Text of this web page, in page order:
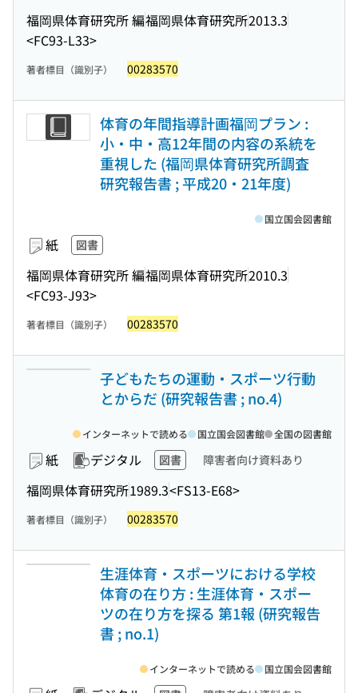
福岡県体育研究所 編福岡県体育研究所2013.3
<FC93-L33>
著者標目（識別子） 00283570
体育の年間指導計画福岡プラン :
小・中・高12年間の内容の系統を
重視した (福岡県体育研究所調査
研究報告書 ; 平成20・21年度)
紙 図書
福岡県体育研究所 編福岡県体育研究所2010.3
<FC93-J93>
国立国会図書館
著者標目（識別子） 00283570
子どもたちの運動・スポーツ行動
とからだ (研究報告書 ; no.4)
紙 デジタル 図書 障害者向け資料あり
福岡県体育研究所1989.3<FS13-E68>
インターネットで読める 国立国会図書館 全国の図書館
著者標目（識別子） 00283570
生涯体育・スポーツにおける学校
体育の在り方 : 生涯体育・スポー
ツの在り方を探る 第1報 (研究報告
書 ; no.1)
インターネットで読める 国立国会図書館